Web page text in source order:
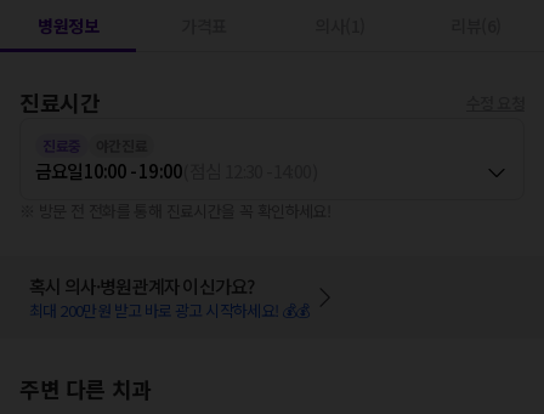
병원정보
진료시간
진료중
금요일10:00 - 19:00
혹시 의사·병원관계자 이신가요?
최대 200만원 받고 바로 광고 시작하세요! 💰💰
주변 다른 치과